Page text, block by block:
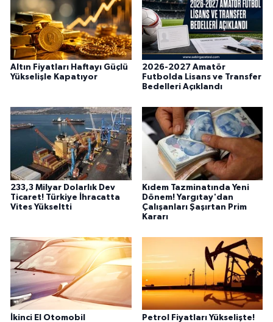
Altın Fiyatları Haftayı Güçlü
Yükselişle Kapatıyor
2026-2027 Amatör
Futbolda Lisans ve Transfer
Bedelleri Açıklandı
233,3 Milyar Dolarlık Dev
Ticaret! Türkiye İhracatta
Vites Yükseltti
Kıdem Tazminatında Yeni
Dönem! Yargıtay'dan
Çalışanları Şaşırtan Prim
Kararı
İkinci El Otomobil
Petrol Fiyatları Yükselişte!